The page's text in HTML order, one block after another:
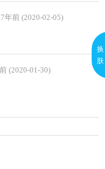
换
肤
7年前 (2020-02-05)
(2020-01-30)